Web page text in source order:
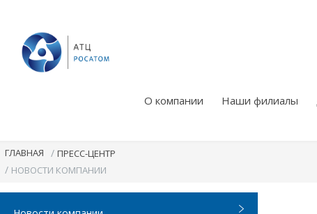
О компании Наши филиалы
ГЛАВНАЯ / ПРЕСС-ЦЕНТР
/ НОВОСТИ КОМПАНИИ